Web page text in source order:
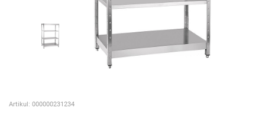
Artikul: 000000231234